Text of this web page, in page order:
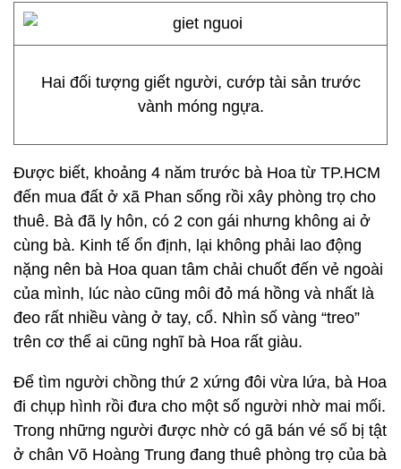
Hai đối tượng giết người, cướp tài sản trước
vành móng ngựa.
Được biết, khoảng 4 năm trước bà Hoa từ TP.HCM
đến mua đất ở xã Phan sống rồi xây phòng trọ cho
thuê. Bà đã ly hôn, có 2 con gái nhưng không ai ở
cùng bà. Kinh tế ổn định, lại không phải lao động
nặng nên bà Hoa quan tâm chải chuốt đến vẻ ngoài
của mình, lúc nào cũng môi đỏ má hồng và nhất là
đeo rất nhiều vàng ở tay, cổ. Nhìn số vàng “treo”
trên cơ thể ai cũng nghĩ bà Hoa rất giàu.
Để tìm người chồng thứ 2 xứng đôi vừa lứa, bà Hoa
đi chụp hình rồi đưa cho một số người nhờ mai mối.
Trong những người được nhờ có gã bán vé số bị tật
ở chân Võ Hoàng Trung đang thuê phòng trọ của bà